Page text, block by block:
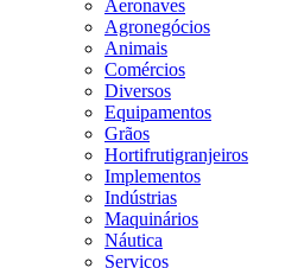
Aeronaves
Agronegócios
Animais
Comércios
Diversos
Equipamentos
Grãos
Hortifrutigranjeiros
Implementos
Indústrias
Maquinários
Náutica
Serviços